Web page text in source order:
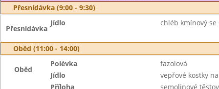
Přesnídávka (9:00 - 9:30)
Přesnídávka
Jídlo chléb kmínový
Oběd (11:00 - 14:00)
Oběd
Polévka
fazolová
Jídlo
vepřové kostky
Příloha
semolinové